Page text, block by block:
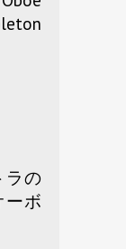
ラの
ーボ